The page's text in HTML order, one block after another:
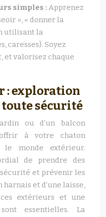
simples : Apprenez
», « donner la
utilisant la
caresses). Soyez
et valorisez chaque
: exploration
toute sécurité
ou d’un balcon
à votre chaton
le monde extérieur.
de prendre des
et prévenir les
harnais et d’une laisse,
extérieurs et une
essentielles. La